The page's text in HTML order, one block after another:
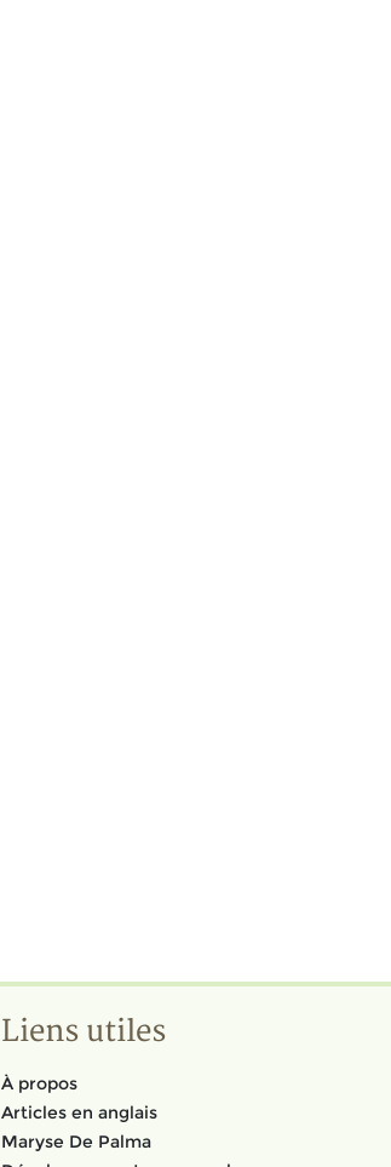
Liens utiles
À propos
Articles en anglais
Maryse De Palma